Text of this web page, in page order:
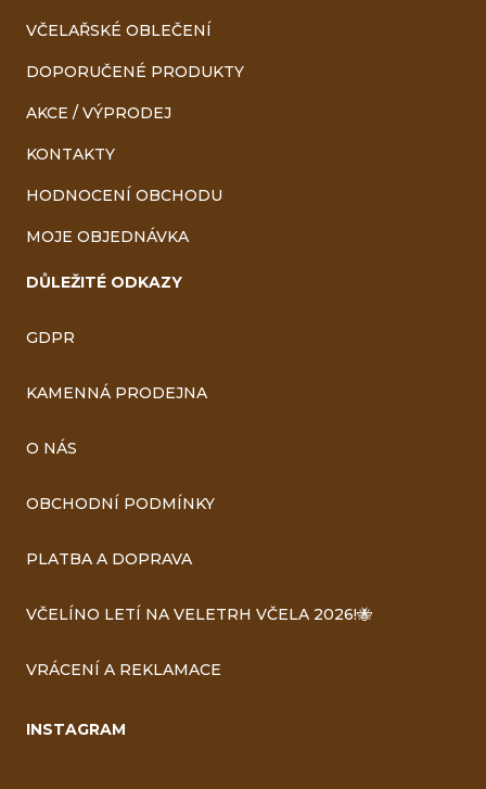
VČELAŘSKÉ OBLEČENÍ
DOPORUČENÉ PRODUKTY
AKCE / VÝPRODEJ
KONTAKTY
HODNOCENÍ OBCHODU
MOJE OBJEDNÁVKA
DŮLEŽITÉ ODKAZY
GDPR
KAMENNÁ PRODEJNA
O NÁS
OBCHODNÍ PODMÍNKY
PLATBA A DOPRAVA
VČELÍNO LETÍ NA VELETRH VČELA 2026!🐝
VRÁCENÍ A REKLAMACE
INSTAGRAM